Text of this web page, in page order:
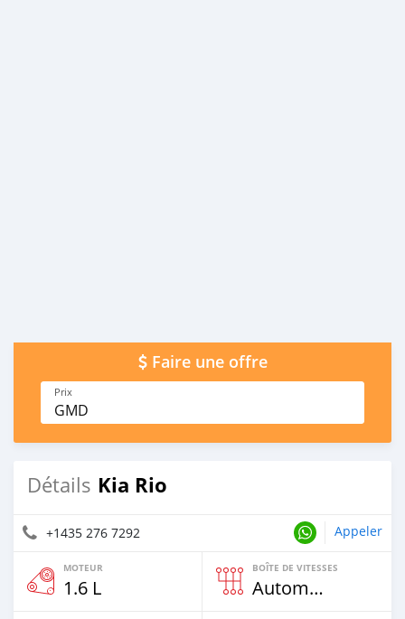
Faire une offre
Prix
GMD
Détails Kia Rio
+1435 276 7292 Appeler
MOTEUR
1.6 L
BOÎTE DE VITESSES
Automatique